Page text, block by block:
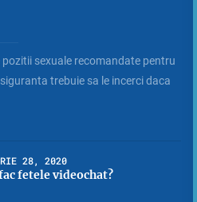
sexuale recomandate pentru
trebuie sa le incerci daca
28, 2020
fetele videochat?